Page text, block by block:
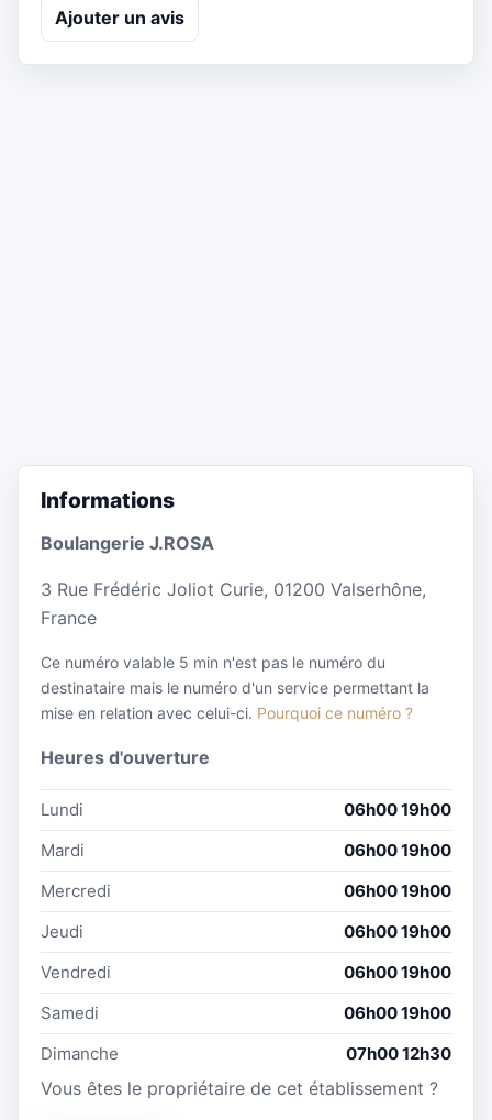
Ajouter un avis
Informations
Boulangerie J.ROSA
3 Rue Frédéric Joliot Curie, 01200 Valserhône,
France
Ce numéro valable 5 min n'est pas le numéro du
destinataire mais le numéro d'un service permettant la
mise en relation avec celui-ci. Pourquoi ce numéro ?
Heures d'ouverture
Lundi
06h00 19h00
Mardi
06h00 19h00
Mercredi
06h00 19h00
Jeudi
06h00 19h00
Vendredi
06h00 19h00
Samedi
06h00 19h00
Dimanche
07h00 12h30
Vous êtes le propriétaire de cet établissement ?